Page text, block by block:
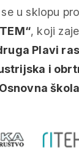
u sklopu
, koji
Plavi
i
Osnovna